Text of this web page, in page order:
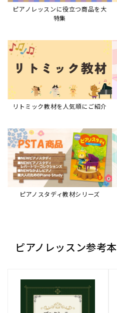
ピアノレッスンに役立つ商品を大
特集
リトミック教材を人気順にご紹介
ピアノスタディ教材シリーズ
ピアノレッスン参考本